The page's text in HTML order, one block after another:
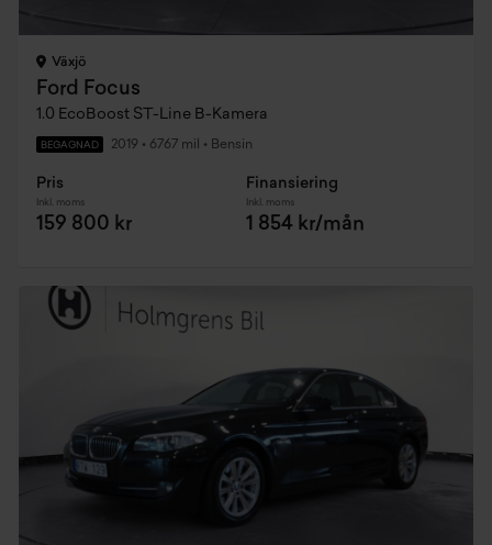
Växjö
Ford Focus
1.0 EcoBoost ST-Line B-Kamera
BEGAGNAD 2019 • 6767 mil • Bensin
Pris
Inkl. moms
159 800 kr
Finansiering
Inkl. moms
1 854 kr/mån